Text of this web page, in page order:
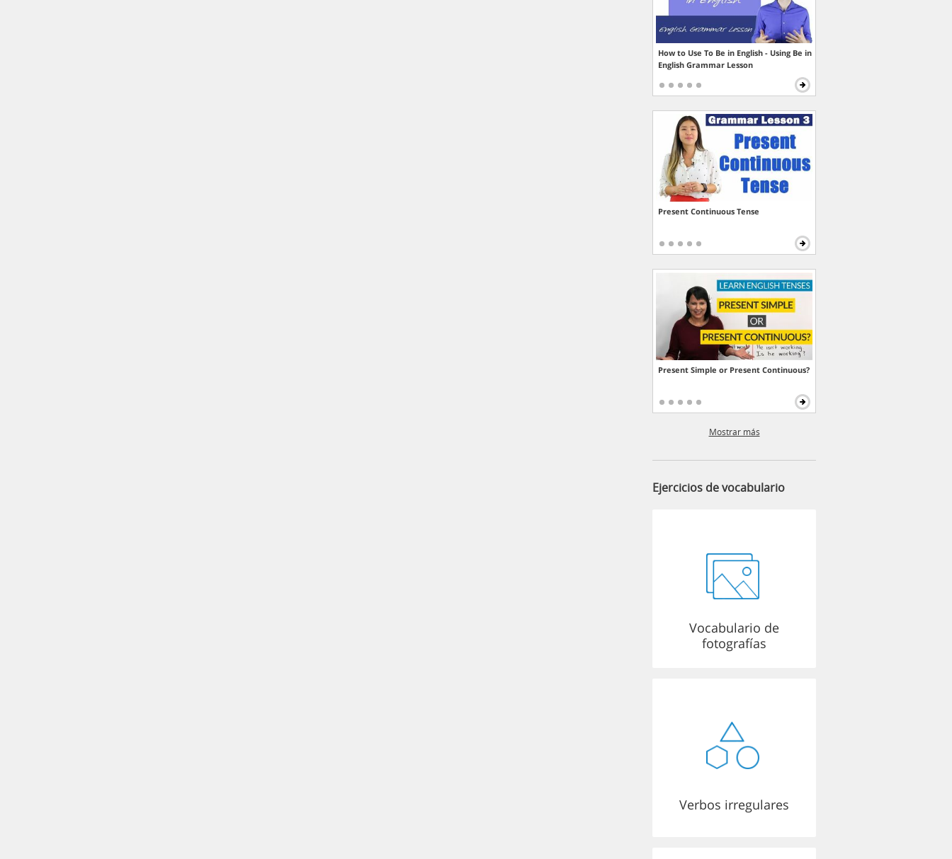
How to Use To Be in English - Using Be in
English Grammar Lesson
Present Continuous Tense
Present Simple or Present Continuous?
Mostrar más
Ejercicios de vocabulario
Vocabulario de
fotografías
Verbos irregulares